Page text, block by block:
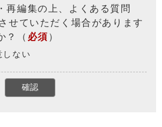
再編集の上、よくある質問
せていただく場合があります
？
（ 必須 ）
しない